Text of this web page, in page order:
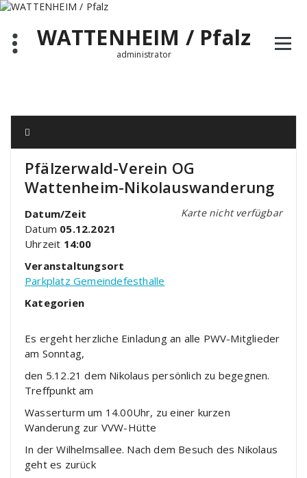
Zum
springenWATTENHEIM / Pfalz
administrator
Pfälzerwald-Verein OG
Wattenheim-Nikolauswanderung
Karte nicht verfügbar
Datum/Zeit
Datum 05.12.2021
Uhrzeit 14:00
Veranstaltungsort
Parkplatz Gemeindefesthalle
Kategorien
Es ergeht herzliche Einladung an alle PWV-Mitglieder
am Sonntag,
den 5.12.21 dem Nikolaus persönlich zu begegnen.
Treffpunkt am
Wasserturm um 14.00Uhr, zu einer kurzen
Wanderung zur VVW-Hütte
In der Wilhelmsallee. Nach dem Besuch des Nikolaus
geht es zurück